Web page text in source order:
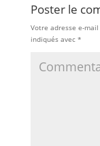
Poster le
Votre adresse e-
indiqués avec *